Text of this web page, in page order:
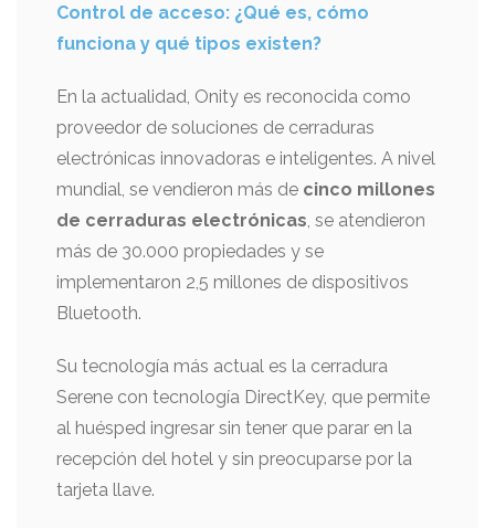
Control de acceso: ¿Qué es, cómo
funciona y qué tipos existen?
En la actualidad, Onity es reconocida como
proveedor de soluciones de cerraduras
electrónicas innovadoras e inteligentes. A nivel
mundial, se vendieron más de cinco millones
de cerraduras electrónicas, se atendieron
más de 30.000 propiedades y se
implementaron 2,5 millones de dispositivos
Bluetooth.
Su tecnología más actual es la cerradura
Serene con tecnología DirectKey, que permite
al huésped ingresar sin tener que parar en la
recepción del hotel y sin preocuparse por la
tarjeta llave.